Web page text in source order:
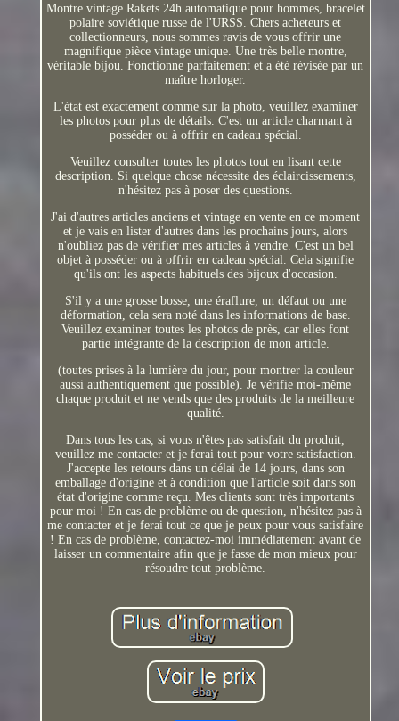
Montre vintage Rakets 24h automatique pour hommes, bracelet
polaire soviétique russe de l'URSS. Chers acheteurs et
collectionneurs, nous sommes ravis de vous offrir une
magnifique pièce vintage unique. Une très belle montre,
véritable bijou. Fonctionne parfaitement et a été révisée par un
maître horloger.
L'état est exactement comme sur la photo, veuillez examiner
les photos pour plus de détails. C'est un article charmant à
posséder ou à offrir en cadeau spécial.
Veuillez consulter toutes les photos tout en lisant cette
description. Si quelque chose nécessite des éclaircissements,
n'hésitez pas à poser des questions.
J'ai d'autres articles anciens et vintage en vente en ce moment
et je vais en lister d'autres dans les prochains jours, alors
n'oubliez pas de vérifier mes articles à vendre. C'est un bel
objet à posséder ou à offrir en cadeau spécial. Cela signifie
qu'ils ont les aspects habituels des bijoux d'occasion.
S'il y a une grosse bosse, une éraflure, un défaut ou une
déformation, cela sera noté dans les informations de base.
Veuillez examiner toutes les photos de près, car elles font
partie intégrante de la description de mon article.
(toutes prises à la lumière du jour, pour montrer la couleur
aussi authentiquement que possible). Je vérifie moi-même
chaque produit et ne vends que des produits de la meilleure
qualité.
Dans tous les cas, si vous n'êtes pas satisfait du produit,
veuillez me contacter et je ferai tout pour votre satisfaction.
J'accepte les retours dans un délai de 14 jours, dans son
emballage d'origine et à condition que l'article soit dans son
état d'origine comme reçu. Mes clients sont très importants
pour moi ! En cas de problème ou de question, n'hésitez pas à
me contacter et je ferai tout ce que je peux pour vous satisfaire
! En cas de problème, contactez-moi immédiatement avant de
laisser un commentaire afin que je fasse de mon mieux pour
résoudre tout problème.